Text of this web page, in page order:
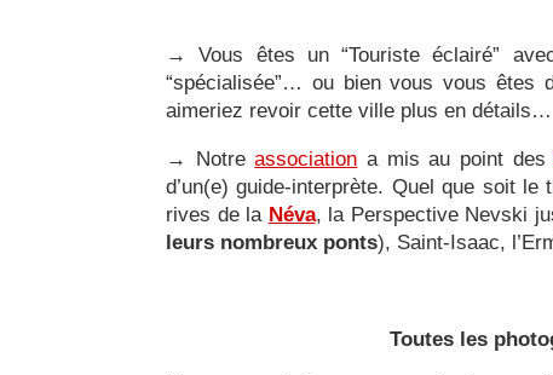
→Vous êtes un “Touriste éclairé”
“spécialisée”… ou bien vous vous êtes
aimeriez revoir cette ville plus en détails…
→ Notreassociation a mis au point
d’un(e) guide-interprète. Quel que soit
rives de la Néva, la Perspective Nevski
leurs nombreux ponts), Saint-Isaac,
Toutes les